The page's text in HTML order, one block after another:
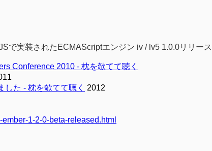
で実装されたECMAScriptエンジン iv / lv5 1.0.0リリース
Conference 2010 - 枕を欹てて聴く
た - 枕を欹てて聴く
2012
1-2-0-beta-released.html